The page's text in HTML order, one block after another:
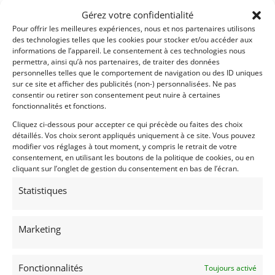
Gérez votre confidentialité
Pour offrir les meilleures expériences, nous et nos partenaires utilisons
des technologies telles que les cookies pour stocker et/ou accéder aux
informations de l’appareil. Le consentement à ces technologies nous
permettra, ainsi qu’à nos partenaires, de traiter des données
personnelles telles que le comportement de navigation ou des ID uniques
sur ce site et afficher des publicités (non-) personnalisées. Ne pas
consentir ou retirer son consentement peut nuire à certaines
fonctionnalités et fonctions.
Cliquez ci-dessous pour accepter ce qui précède ou faites des choix
détaillés. Vos choix seront appliqués uniquement à ce site. Vous pouvez
modifier vos réglages à tout moment, y compris le retrait de votre
consentement, en utilisant les boutons de la politique de cookies, ou en
cliquant sur l’onglet de gestion du consentement en bas de l’écran.
Statistiques
Marketing
Fonctionnalités Toujours activé
12
CHEVROLET CORVETTE GREENWOOD TRIBUTE (1975)
[VENDU]
13 septembre 2021
2 224 vues
Vends Corvette Greenwood Tribute. Construite aux USA par
les spécialistes de la marque. Magnifique, fiable et très
performante, avec une très grande éligibilité.
Vendu par : Grand Prix Classics